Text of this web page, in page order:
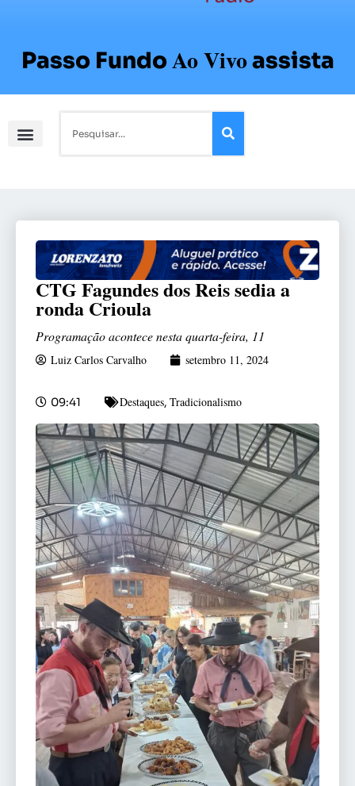
Passo FundoAo Vivoassista
CTG Fagundes dos Reis sedia a
ronda Crioula
Programação acontece nesta quarta-feira, 11
Luiz Carlos Carvalho setembro 11, 2024
09:41 Destaques, Tradicionalismo